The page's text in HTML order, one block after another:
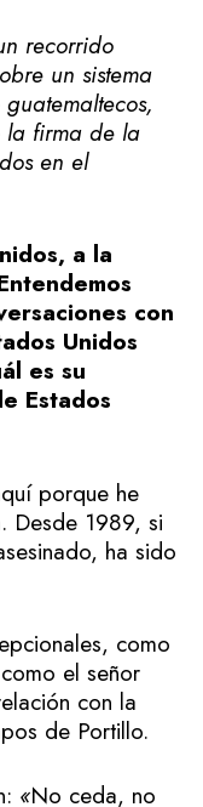
recorrido
un sistema
la firma de la
en el
a la
con
Unidos
es su
Estados
porque he
Desde 1989, si
ha sido
como
el señor
con la
de Portillo.
«No ceda, no